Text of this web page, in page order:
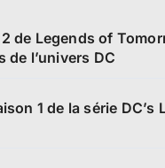
de Legends of
de l’univers DC
1 de la série DC’s